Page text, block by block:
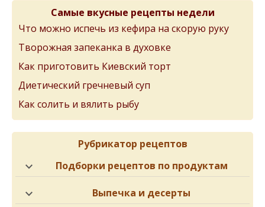
Самые вкусные рецепты недели
Что можно испечь из кефира на скорую руку
Творожная запеканка в духовке
Как приготовить Киевский торт
Диетический гречневый суп
Как солить и вялить рыбу
Рубрикатор рецептов
Подборки рецептов по продуктам
Выпечка и десерты